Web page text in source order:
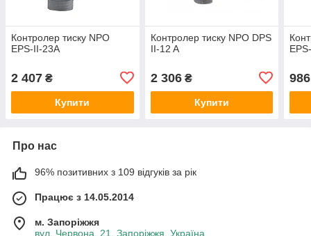
Контролер тиску NPO
EPS-II-23A
2 407 ₴
Купити
Контролер тиску NPO DPS
II-12 A
2 306₴
Купити
986
Про нас
96% позитивних з 109 відгуків за рік
Працює з 14.05.2014
м. Запоріжжя
вул. Червона, 21, Запоріжжя, Україна